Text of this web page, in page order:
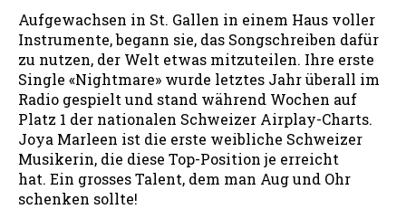
Aufgewachsen in St. Gallen in einem Haus voller
Instrumente, begann sie, das Songschreiben dafür
zu nutzen, der Welt etwas mitzuteilen. Ihre erste
Single «Nightmare» wurde letztes Jahr überall im
Radio gespielt und stand während Wochen auf
Platz 1 der nationalen Schweizer Airplay-Charts.
Joya Marleen ist die erste weibliche Schweizer
Musikerin, die diese Top-Position je erreicht
hat. Ein grosses Talent, dem man Aug und Ohr
schenken sollte!